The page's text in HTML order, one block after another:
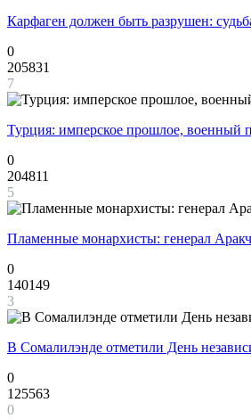
Карфаген должен быть разрушен:
0
205831
7
Турция: имперское прошлое, военный
0
204811
5
Пламенные монархисты: генерал
0
140149
3
В Сомалилэнде отметили День
0
125563
0